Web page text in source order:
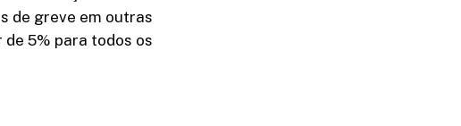
de greve em outras
5% para todos os